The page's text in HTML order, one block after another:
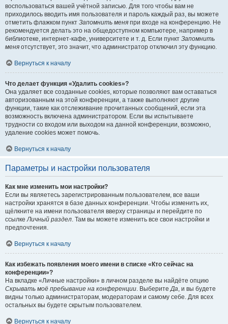
воспользоваться вашей учётной записью. Для того чтобы вам не
приходилось вводить имя пользователя и пароль каждый раз, вы можете
отметить флажком пункт Запомнить меня при входе на конференцию. Не
рекомендуется делать это на общедоступном компьютере, например в
библиотеке, интернет-кафе, университете и т. д. Если пункт Запомнить
меня отсутствует, это значит, что администратор отключил эту функцию.
Вернуться к началу
Что делает функция «Удалить cookies»?
Она удаляет все созданные cookies, которые позволяют вам оставаться
авторизованным на этой конференции, а также выполняют другие
функции, такие как отслеживание прочитанных сообщений, если эта
возможность включена администратором. Если вы испытываете
трудности со входом или выходом на данной конференции, возможно,
удаление cookies может помочь.
Вернуться к началу
Параметры и настройки пользователя
Как мне изменить мои настройки?
Если вы являетесь зарегистрированным пользователем, все ваши
настройки хранятся в базе данных конференции. Чтобы изменить их,
щёлкните на имени пользователя вверху страницы и перейдите по
ссылкеЛичный раздел. Там вы можете изменить все свои настройки и
предпочтения.
Вернуться к началу
Как избежать появления моего имени в списке «Кто сейчас на
конференции»?
На вкладке «Личные настройки» в личном разделе вы найдёте опцию
Скрывать моё пребывание на конференции. ВыберитеДа, и вы будете
видны только администраторам, модераторам и самому себе. Для всех
остальных вы будете скрытым пользователем.
Вернуться к началу